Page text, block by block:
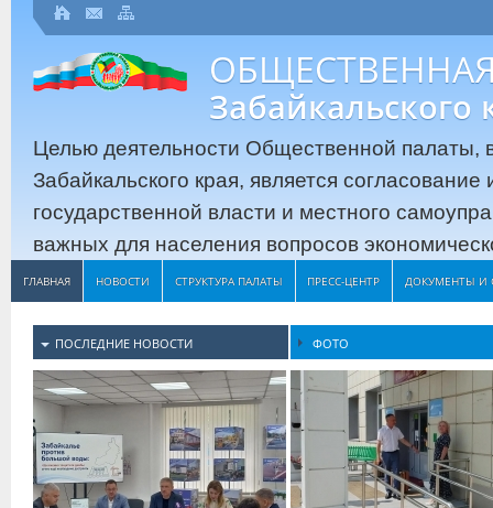
Забайкальского
Целью деятельности Общественной палаты,
Забайкальского края, является
государственной власти и местного
важных для населения вопросов
ГЛАВНАЯ НОВОСТИ СТРУКТУРА ПАЛАТЫ ПРЕСС-ЦЕНТР ДОКУМЕНТЫ И
ПОСЛЕДНИЕ НОВОСТИ ФОТО